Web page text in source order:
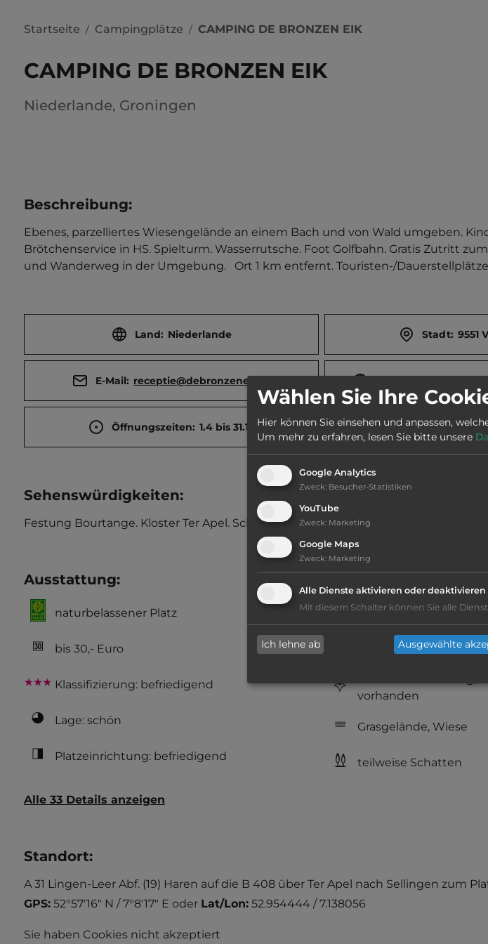
Startseite / Campingplätze / CAMPING DE BRONZEN EIK
CAMPING DE BRONZEN EIK
Niederlande, Groningen
Beschreibung:
Ebenes, parzelliertes Wiesengelände an einem Bach und von Wald umgeben.
Brötchenservice in HS. Spielturm. Wasserrutsche. Foot Golfbahn. Gratis Zutritt
und Wanderweg in der Umgebung.   Ort 1 km entfernt. Touristen-/Dauerstellplätze
Land: Niederlande Stadt: 9551
E-Mail: receptie@debronzeneik.nl
Öffnungszeiten: 1.4 bis 31.10 Telefon:
Sehenswürdigkeiten:
Festung Bourtange. Kloster Ter Apel. Schloss Clemenswerth. Museumseisenbahn
Ausstattung:
naturbelassener Platz
bis 30,- Euro
Klassifizierung: befriedigend
Lage: schön
Platzeinrichtung: befriedigend
Geräuschkulisse: sehr
Hygiene: befriedigend
vorhanden
Grasgelände, Wiese
teilweise Schatten
Alle 33 Details anzeigen
Standort:
A 31 Lingen-Leer Abf. (19) Haren auf die B 408 über Ter Apel nach Sellingen zum
GPS: 52°57'16" N / 7°8'17" E oder Lat/Lon: 52.954444 / 7.138056
Sie haben Cookies nicht akzeptiert
Wählen Sie Ihre
Hier können Sie einsehen und anpassen,
Um mehr zu erfahren, lesen Sie bitte unsere
Google Analytics
Zweck: Besucher-Statistiken
YouTube
Zweck: Marketing
Google Maps
Zweck: Marketing
Alle Dienste aktivieren oder deaktivieren
Mit diesem Schalter können Sie alle
Ich lehne ab Ausgewählte